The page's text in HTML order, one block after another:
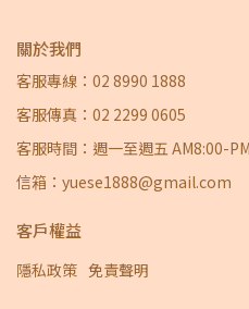
關於我們
客服專線：02 8990 1888
客服傳真：02 2299 0605
客服時間：週一至週五 AM8:00-
信箱：yuese1888@gmail.com
客戶權益
隱私政策 免責聲明